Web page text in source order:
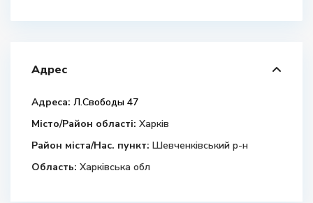
Адрес
Адреса: Л.Свободы 47
Місто/Район області: Харків
Район міста/Нас. пункт: Шевченківський р-н
Область: Харківська обл